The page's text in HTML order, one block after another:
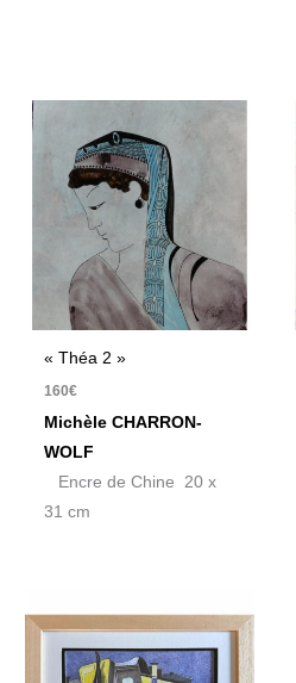
« Théa 2 »
160€
Michèle CHARRON-
WOLF
Encre de Chine 20 x
31 cm